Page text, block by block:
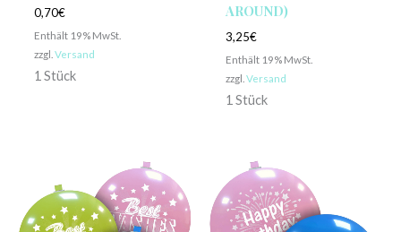
0,70€
Enthält 19% MwSt.
zzgl. Versand
1 Stück
AROUND)
3,25€
Enthält 19% MwSt.
zzgl. Versand
1 Stück